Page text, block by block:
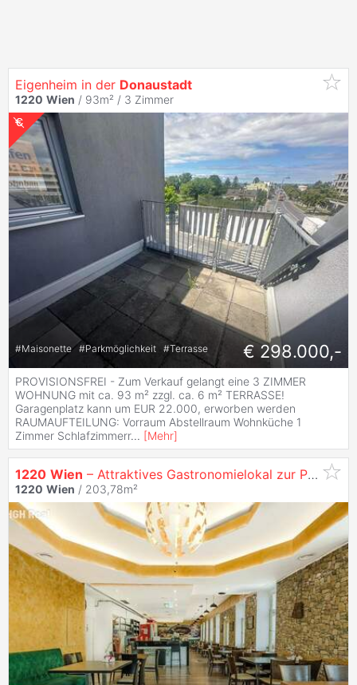
Eigenheim in der Donaustadt
1220 Wien / 93m² / 3 Zimmer
#Maisonette #Parkmöglichkeit #Terrasse € 298.000,-
PROVISIONSFREI - Zum Verkauf gelangt eine 3 ZIMMER
WOHNUNG mit ca. 93 m² zzgl. ca. 6 m² TERRASSE!
Garagenplatz kann um EUR 22.000, erworben werden
RAUMAUFTEILUNG: Vorraum Abstellraum Wohnküche 1
Zimmer Schlafzimmerr... [Mehr]
1220 Wien – Attraktives Gastronomielokal zur Pacht in belebter Straße der
1220 Wien / 203,78m²